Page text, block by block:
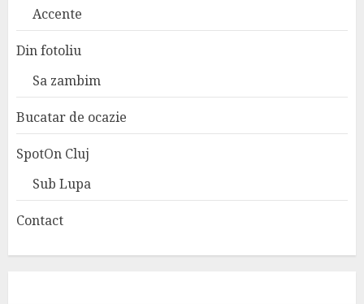
Accente
Din fotoliu
Sa zambim
Bucatar de ocazie
SpotOn Cluj
Sub Lupa
Contact